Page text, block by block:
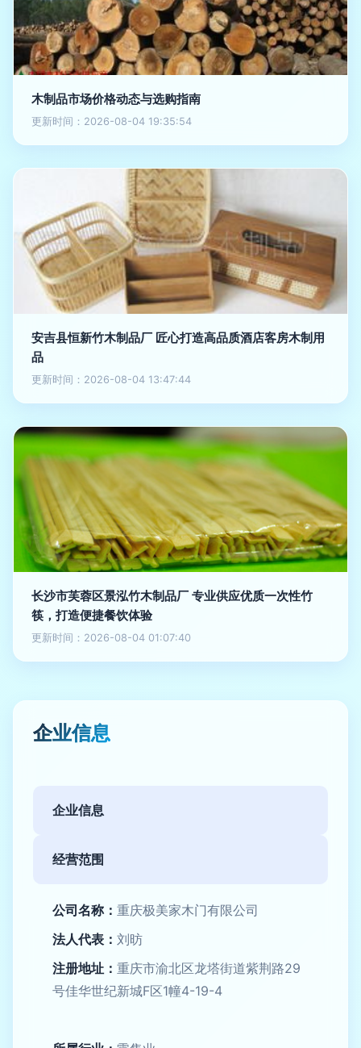
木制品市场价格动态与选购指南
更新时间：2026-08-04 19:35:54
安吉县恒新竹木制品厂 匠心打造高品质酒店客房木制用
品
更新时间：2026-08-04 13:47:44
长沙市芙蓉区景泓竹木制品厂 专业供应优质一次性竹
筷，打造便捷餐饮体验
更新时间：2026-08-04 01:07:40
企业信息
企业信息
经营范围
公司名称： 重庆极美家木门有限公司
法人代表： 刘昉
注册地址： 重庆市渝北区龙塔街道紫荆路29
号佳华世纪新城F区1幢4-19-4